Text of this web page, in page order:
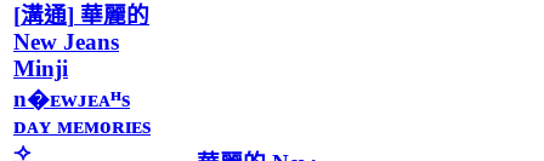
[溝通] 華麗的
New Jeans
Minji
n�ᴇᴡᴊᴇᴀᴴs
ᴅᴀʏ ᴍᴇᴍᴏʀɪᴇs
⟢